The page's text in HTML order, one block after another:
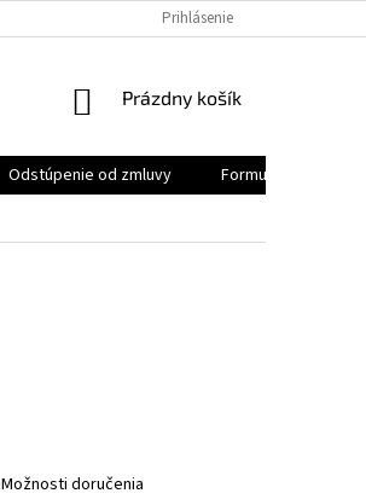
REKLAMAČNÝ PORIADOK FORMULÁR NA
Prihlásenie
NÁKUPNÝ
Prázdny košík
Odstúpenie od zmluvy
Formulár na
Možnosti doručenia